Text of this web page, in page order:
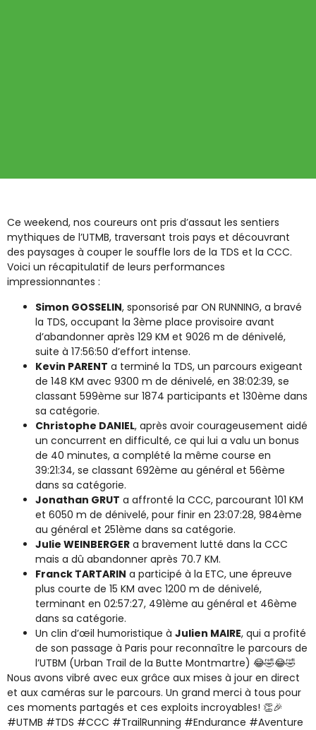
Ce weekend, nos coureurs ont pris d’assaut les sentiers
mythiques de l’UTMB, traversant trois pays et découvrant
des paysages à couper le souffle lors de la TDS et la CCC.
Voici un récapitulatif de leurs performances
impressionnantes :
Simon GOSSELIN, sponsorisé par ON RUNNING, a bravé
la TDS, occupant la 3ème place provisoire avant
d’abandonner après 129 KM et 9026 m de dénivelé,
suite à 17:56:50 d’effort intense.
Kevin PARENT a terminé la TDS, un parcours exigeant
de 148 KM avec 9300 m de dénivelé, en 38:02:39, se
classant 599ème sur 1874 participants et 130ème dans
sa catégorie.
Christophe DANIEL, après avoir courageusement aidé
un concurrent en difficulté, ce qui lui a valu un bonus
de 40 minutes, a complété la même course en
39:21:34, se classant 692ème au général et 56ème
dans sa catégorie.
Jonathan GRUT a affronté la CCC, parcourant 101 KM
et 6050 m de dénivelé, pour finir en 23:07:28, 984ème
au général et 251ème dans sa catégorie.
Julie WEINBERGER a bravement lutté dans la CCC
mais a dû abandonner après 70.7 KM.
Franck TARTARIN a participé à la ETC, une épreuve
plus courte de 15 KM avec 1200 m de dénivelé,
terminant en 02:57:27, 491ème au général et 46ème
dans sa catégorie.
Un clin d’œil humoristique à Julien MAIRE, qui a profité
de son passage à Paris pour reconnaître le parcours de
l’UTBM (Urban Trail de la Butte Montmartre) 😂🤣😂🤣
Nous avons vibré avec eux grâce aux mises à jour en direct
et aux caméras sur le parcours. Un grand merci à tous pour
ces moments partagés et ces exploits incroyables! 👏🎉
#UTMB #TDS #CCC #TrailRunning #Endurance #Aventure